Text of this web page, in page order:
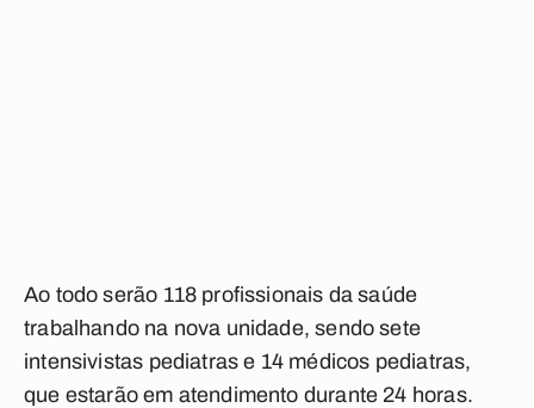
Ao todo serão 118 profissionais da saúde
trabalhando na nova unidade, sendo sete
intensivistas pediatras e 14 médicos pediatras,
que estarão em atendimento durante 24 horas.